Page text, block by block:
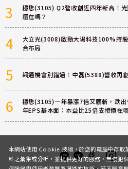
3
穩懋(3105) Q2營收創近四年新高！
還在嗎？
4
大立光(3008)啟動大陽科技100%持
合布局
5 網通機會別錯過！中磊(5388)營收再
6
穩懋(3105)一年暴漲7倍又腰斬，跌
年EPS基本面：本益比25倍支撐價在
本網站使用 Cookie 技術，於您的電腦中存取
料之彙集或分析，並提供更好的服務，無侵